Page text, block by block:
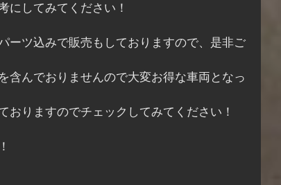
にしてみてください！
ーツ込みで販売もしておりますので、是非ご
含んでおりませんので大変お得な車両となっ
おりますのでチェックしてみてください！